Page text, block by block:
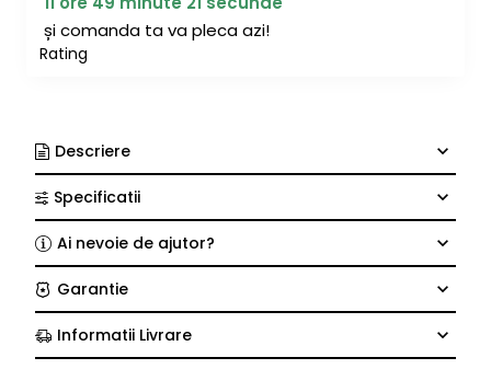
Rating
și comanda ta va pleca azi!
Descriere
Specificatii
Ai nevoie de ajutor?
Garantie
Informatii Livrare